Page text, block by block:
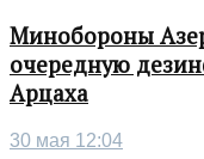
Минобороны
очередную
Арцаха
30 мая 12:04